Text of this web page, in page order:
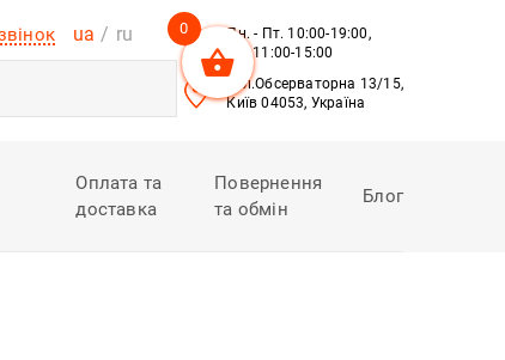
ua
ru
Пн. - Пт. 10:00-19:00,
Сб. 11:00-15:00
вул.Обсерваторна 13/15,
Київ 04053, Україна
Оплата та
доставка
Повернення
та обмін
Блог
0